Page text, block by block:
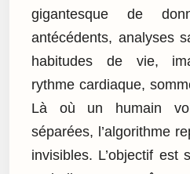
gigantesque de
antécédents, analyses
habitudes de vie,
rythme cardiaque,
Là où un humain
séparées, l’algorithme
invisibles. L’objectif est